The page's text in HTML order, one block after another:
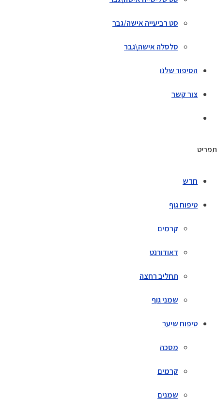
סט רביעייה אישה/גבר
סלסלה אישה\גבר
הסיפור שלנו
צור קשר
תפריט
חדש
טיפוח גוף
קרמים
דאודורנט
תחליב רחצה
שמני גוף
טיפוח שיער
מסכה
קרמים
שמנים